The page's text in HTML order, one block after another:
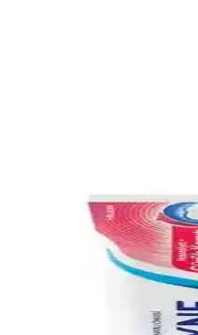
önemli. Doğal içerik,
Sağlıklı
ve özel içeriklerle diş eti